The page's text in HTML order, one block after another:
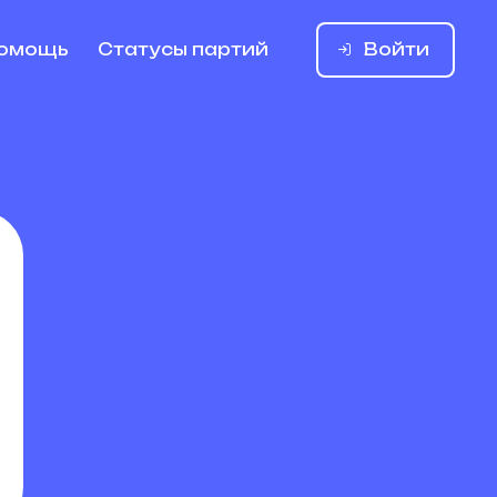
Статусы партий Войти